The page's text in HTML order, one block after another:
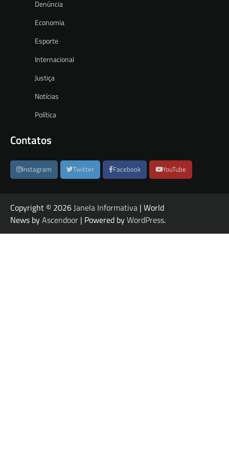
Denúncia
Economia
Esporte
Internacional
Justiça
Notícias
Política
Contatos
Instagram Twitter Facebook YouTube
Copyright © 2026Janela Informativa | World
News byAscendoor | Powered byWordPress.